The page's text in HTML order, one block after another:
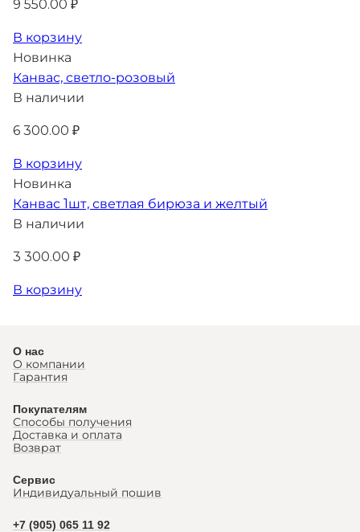
9 550.00 ₽
В корзину
Новинка
Канвас, светло-розовый
В наличии
6 300.00 ₽
В корзину
Новинка
Канвас 1шт, светлая бирюза и желтый
В наличии
3 300.00 ₽
В корзину
О нас
О компании
Гарантия
Покупателям
Способы получения
Доставка и оплата
Возврат
Сервис
Индивидуальный пошив
+7 (905) 065 11 92